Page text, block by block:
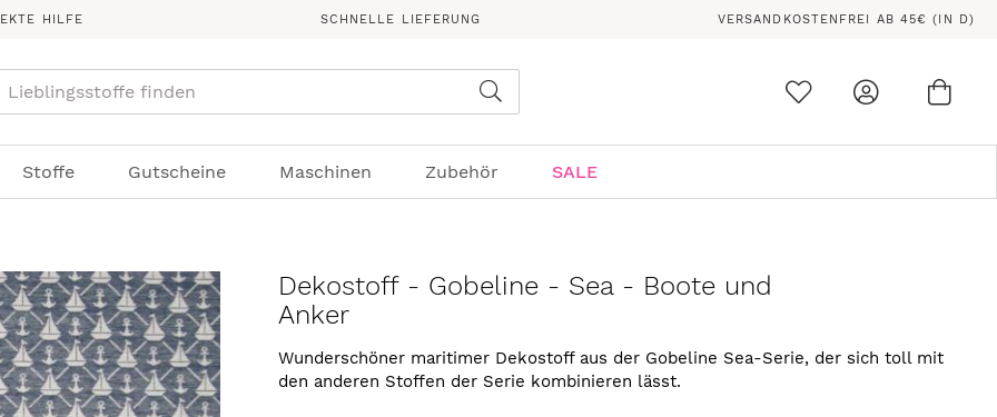
HILFE SCHNELLE LIEFERUNG VERSANDKOSTENFREI AB 45€ (IN D)
Stoffe Gutscheine Maschinen Zubehör SALE
Dekostoff - Gobeline - Sea - Boote und
Anker
Wunderschöner maritimer Dekostoff aus der Gobeline Sea-Serie, der sich toll mit
den anderen Stoffen der Serie kombinieren lässt.